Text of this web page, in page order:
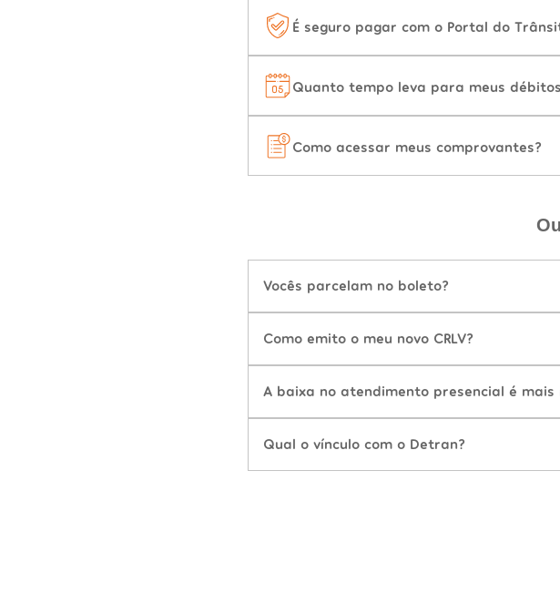
É seguro pagar com o Portal do
Quanto tempo leva para meus
Como acessar meus comprovantes?
Vocês parcelam no boleto?
Como emito o meu novo CRLV?
A baixa no atendimento presencial é mais
Qual o vínculo com o Detran?